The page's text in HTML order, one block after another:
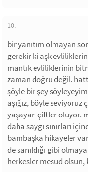
10.
bir yanıtım olmayan
gerekir ki aşk
mantık evliliklerinin
zaman doğru değil.
şöyle bir şey
aşığız, böyle seviyoruz
yaşayan çiftler oluyor.
daha saygı sınırları
bambaşka hikayeler
de sanıldığı gibi
herkesler mesud olsun,